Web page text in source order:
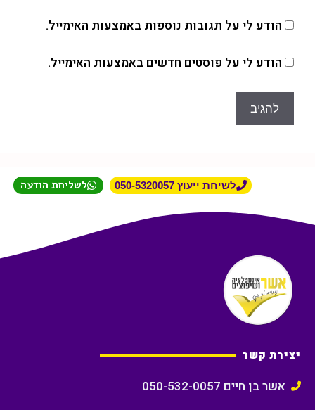
הודע לי על תגובות נוספות באמצעות האימייל.
הודע לי על פוסטים חדשים באמצעות האימייל.
לשיחת ייעוץ 050-5320057 לשליחת הודעה
יצירת קשר
אשר בן חיים 050-532-0057